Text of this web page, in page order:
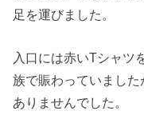
足を運びました。
入口には赤いTシャツ
族で賑わっていまし
ありませんでした。